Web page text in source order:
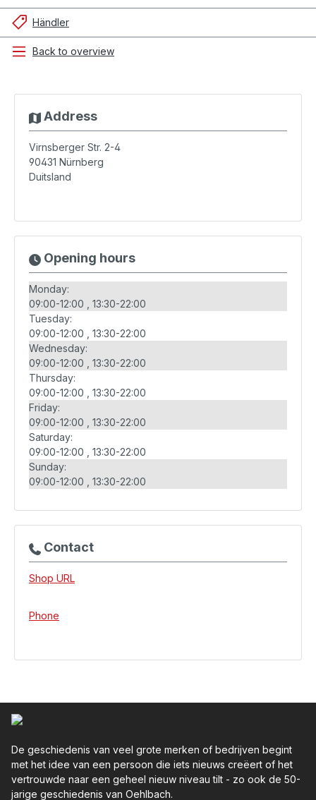
Händler
Back to overview
Address
Virnsberger Str. 2-4
90431 Nürnberg
Duitsland
Opening hours
Monday:
09:00-12:00
13:30-22:00
Tuesday:
09:00-12:00
13:30-22:00
Wednesday:
09:00-12:00
13:30-22:00
Thursday:
09:00-12:00
13:30-22:00
Friday:
09:00-12:00
13:30-22:00
Saturday:
09:00-12:00
13:30-22:00
Sunday:
09:00-12:00
13:30-22:00
Contact
Shop URL
Phone
De geschiedenis van veel grote merken of bedrijven begint
met het idee van een persoon die iets nieuws creëert of het
vertrouwde naar een geheel nieuw niveau tilt - zo ook de 50-
jarige geschiedenis van Oehlbach.